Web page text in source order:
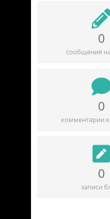
0
сообщения
0
комментарии
0
записи